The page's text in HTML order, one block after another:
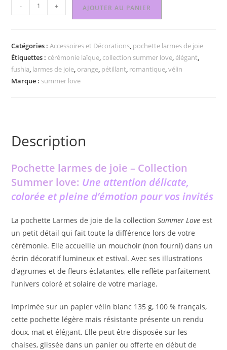
- + AJOUTER AU PANIER
Catégories :Accessoires et Décorations, pochette larmes de joie
Étiquettes : cérémonie laïque, collection summer love, élégant,
fushia, larmes de joie, orange, pétillant, romantique,vélin
Marque : summer love
Description
Pochette larmes de joie – Collection
Summer love: Une attention délicate,
colorée et pleine d’émotion pour vos invités
La pochette Larmes de joie de la collectionSummer Love est
un petit détail qui fait toute la différence lors de votre
cérémonie. Elle accueille un mouchoir (non fourni) dans un
écrin décoratif lumineux et estival. Avec ses illustrations
d’agrumes et de fleurs éclatantes, elle reflète parfaitement
l’univers coloré et solaire de votre mariage.
Imprimée sur un papier vélin blanc 135 g, 100 % français,
cette pochette légère mais résistante présente un rendu
doux, mat et élégant. Elle peut être disposée sur les
chaises, glissée dans un panier ou offerte en début de